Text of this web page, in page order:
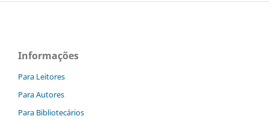
Informações
Para Leitores
Para Autores
Para Bibliotecários